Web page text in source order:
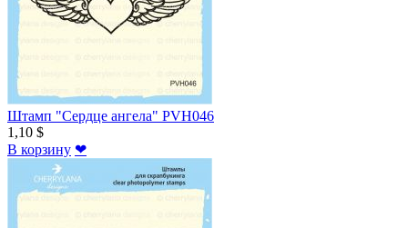
Штамп "Сердце ангела" PVH046
1,10 $
В корзину ❤